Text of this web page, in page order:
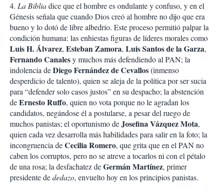
4. La Bibliadice que el hombre es ondulante y confuso, y en el
Génesis señala que cuando Dios creó al hombre no dijo que era
bueno y lo dotó de libre albedrío. Este proceso permitió palpar la
condición humana: las enhiestas figuras de líderes morales como
LuisH.Álvarez, Esteban Zamora, Luis Santos de la Garza,
Fernando Canalesy muchos más defendiendo al PAN; la
indolencia deDiego Fernández de Cevallos(inmenso
desperdicio de talento), quien se aleja de la política por ser sucia
para “defender solo casos justos” en su despacho; la abstención
deErnestoRuffo, quien no vota porque no le agradan los
candidatos, negándose él a postularse, a pesar del ruego de
muchos panistas; el oportunismo deJosefina Vázquez Mota,
quien cada vez desarrolla más habilidades para salir en la foto; la
incongruencia deCeciliaRomero, que grita que en el PAN no
caben los corruptos, pero no se atreve a tocarlos ni con el pétalo
de una rosa; la desfachatez deGermánMartínez, primer
presidente dededazo, envuelto hoy en los principios panistas.